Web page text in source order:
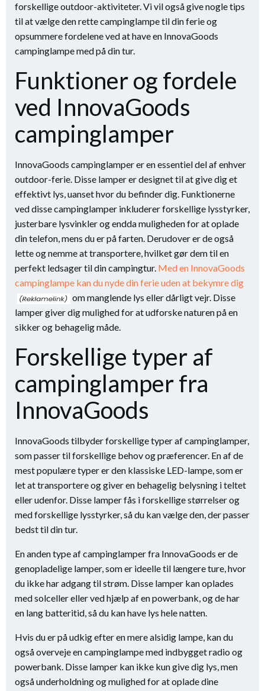
forskellige outdoor-aktiviteter. Vi vil også give nogle tips
til at vælge den rette campinglampe til din ferie og
opsummere fordelene ved at have en InnovaGoods
campinglampe med på din tur.
Funktioner og fordele
ved InnovaGoods
campinglamper
InnovaGoods campinglamper er en essentiel del af enhver
outdoor-ferie. Disse lamper er designet til at give dig et
effektivt lys, uanset hvor du befinder dig. Funktionerne
ved disse campinglamper inkluderer forskellige lysstyrker,
justerbare lysvinkler og endda muligheden for at oplade
din telefon, mens du er på farten. Derudover er de også
lette og nemme at transportere, hvilket gør dem til en
perfekt ledsager til din campingtur. Med en InnovaGoods
campinglampe kan du nyde din ferie uden at bekymre dig
om manglende lys eller dårligt vejr. Disse
lamper giver dig mulighed for at udforske naturen på en
sikker og behagelig måde.
Forskellige typer af
campinglamper fra
InnovaGoods
InnovaGoods tilbyder forskellige typer af campinglamper,
som passer til forskellige behov og præferencer. En af de
mest populære typer er den klassiske LED-lampe, som er
let at transportere og giver en behagelig belysning i teltet
eller udenfor. Disse lamper fås i forskellige størrelser og
med forskellige lysstyrker, så du kan vælge den, der passer
bedst til din tur.
En anden type af campinglamper fra InnovaGoods er de
genopladelige lamper, som er ideelle til længere ture, hvor
du ikke har adgang til strøm. Disse lamper kan oplades
med solceller eller ved hjælp af en powerbank, og de har
en lang batteritid, så du kan have lys hele natten.
Hvis du er på udkig efter en mere alsidig lampe, kan du
også overveje en campinglampe med indbygget radio og
powerbank. Disse lamper kan ikke kun give dig lys, men
også underholdning og mulighed for at oplade dine